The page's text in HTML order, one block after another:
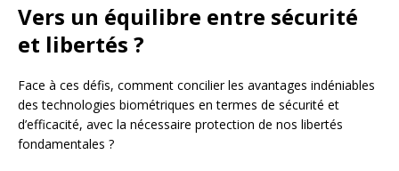
Vers un équilibre entre sécurité
et libertés ?
Face à ces défis, comment concilier les avantages indéniables
des technologies biométriques en termes de sécurité et
d’efficacité, avec la nécessaire protection de nos libertés
fondamentales ?